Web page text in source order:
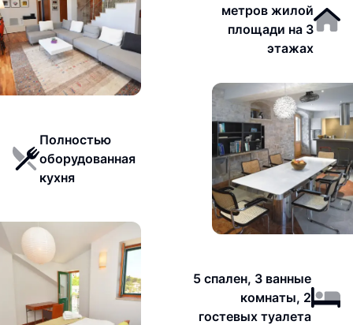
метров жилой
площади на 3
этажах
Полностью
оборудованная
кухня
5 спален, 3 ванные
комнаты, 2
гостевых туалета